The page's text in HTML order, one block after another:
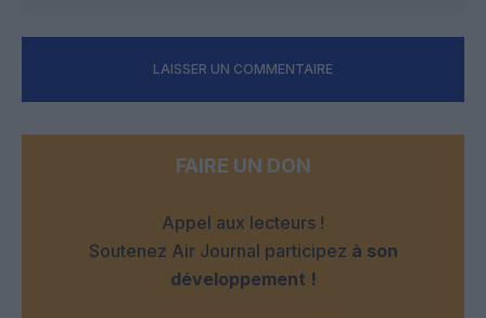
LAISSER UN COMMENTAIRE
FAIRE UN DON
Appel aux lecteurs !
Soutenez Air Journal participez à son
développement !